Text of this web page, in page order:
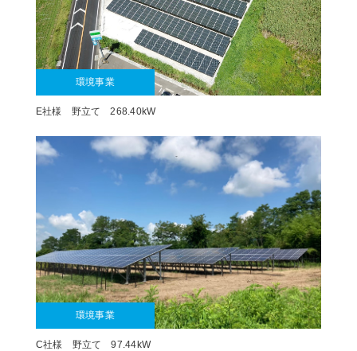
環境事業
E社様 野立て 268.40kW
環境事業
C社様 野立て 97.44kW